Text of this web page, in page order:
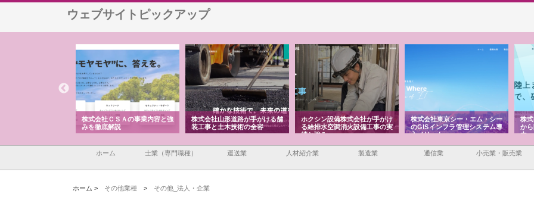
ウェブサイトピックアップ
株式会社ＣＳＡの事業内容と強
みを徹底解説
株式会社山形道路が手がける舗
装工事と土木技術の全容
ホクシン設備株式会社が手がけ
る給排水空調消火設備工事の実
績と強み
株式会社東京シー・エム・シー
のGISインフラ管理システム導
入メリット
株
か
由
ホーム 士業（専門職種） 運送業 人材紹介業 製造業 通信業 小売業・販売業
ホーム > その他業種 > その他_法人・企業